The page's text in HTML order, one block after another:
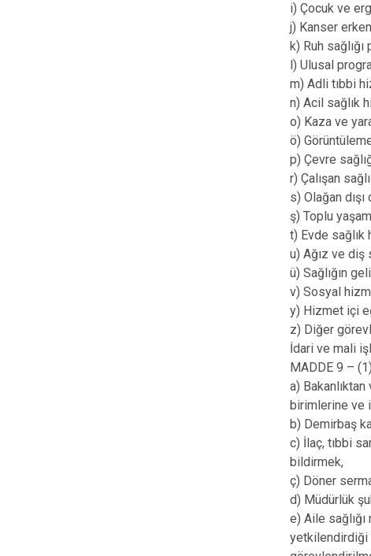
i) Çocuk ve
j) Kanser
k) Ruh
l) Ulusal
m) Adli tıbbi
n) Acil sağlık
o) Kaza ve
ö)
p) Çevre
r) Çalışan
s) Olağan
ş) Toplu
t) Evde sağlık
u) Ağız ve diş
ü) Sağlığın
v) Sosyal
y) Hizmet içi
z) Diğer
İdari ve mali
MADDE 9 –
a)
birimlerine ve
b) Demirbaş
c) İlaç, tıbbi
bildirmek,
ç) Döner
d) Müdürlük
e) Aile
yetkilendirdiği